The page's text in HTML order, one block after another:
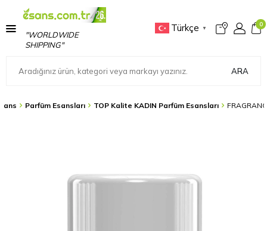
"WORLDWIDE
SHIPPING"
Türkçe ▼
0
ARA
Parfüm Esansları TOP Kalite KADIN Parfüm Esansları